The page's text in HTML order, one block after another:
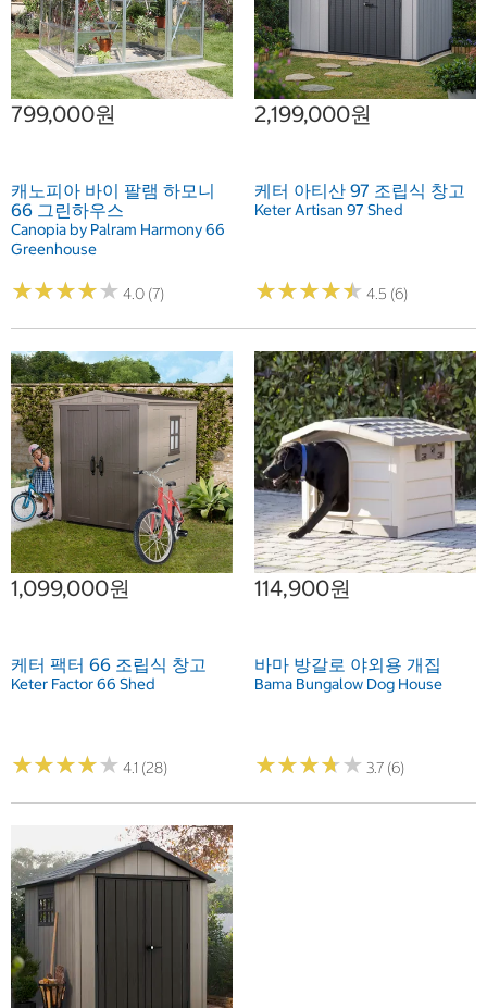
799,000원
캐노피아 바이 팔램 하모니
66 그린하우스
Canopia by Palram Harmony 66
Greenhouse
★★★★★
★★★★★ 4.0 (7)
2,199,000원
케터 아티산 97 조립식 창고
Keter Artisan 97 Shed
★★★★★
★★★★★ 4.5 (6)
1,099,000원
케터 팩터 66 조립식 창고
Keter Factor 66 Shed
★★★★★
★★★★★ 4.1 (28)
114,900원
바마 방갈로 야외용 개집
Bama Bungalow Dog House
★★★★★
★★★★★ 3.7 (6)